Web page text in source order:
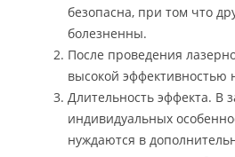
безопасна, при том что
болезненны.
После проведения
высокой эффективностью
Длительность эффекта. В
индивидуальных
нуждаются в